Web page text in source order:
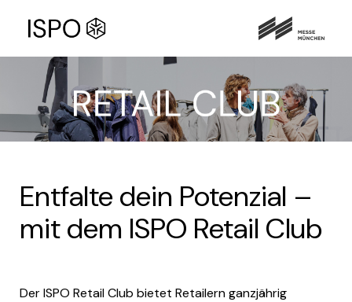
Entfalte dein Potenzial –
mit dem ISPO Retail Club
Der ISPO Retail Club bietet Retailern ganzjährig